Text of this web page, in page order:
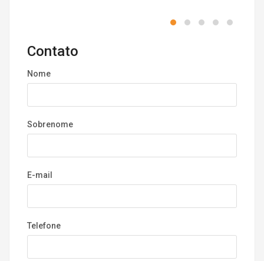
Contato
Nome
Sobrenome
E-mail
Telefone